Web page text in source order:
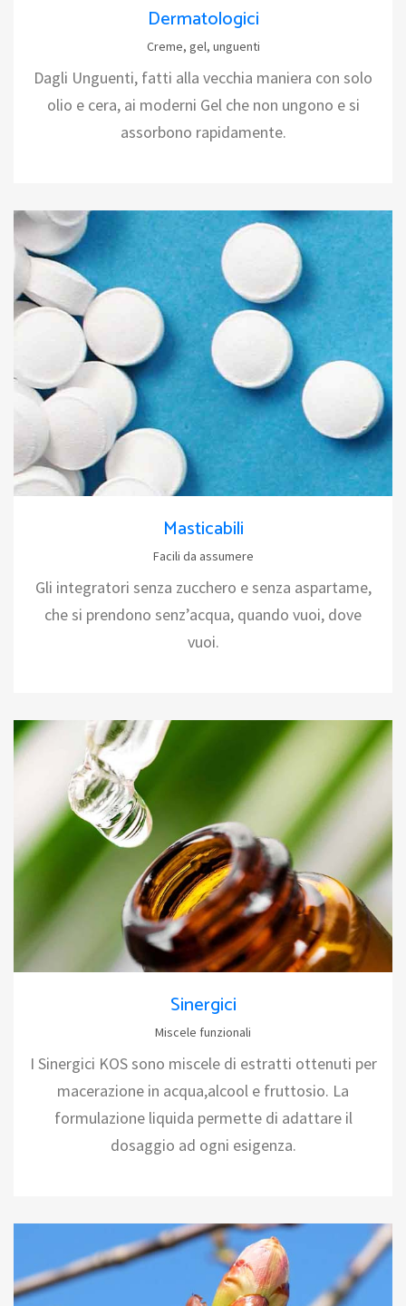
Dermatologici
Creme, gel, unguenti
Dagli Unguenti, fatti alla vecchia maniera con solo
olio e cera, ai moderni Gel che non ungono e si
assorbono rapidamente.
Masticabili
Facili da assumere
Gli integratori senza zucchero e senza aspartame,
che si prendono senz’acqua, quando vuoi, dove
vuoi.
Sinergici
Miscele funzionali
I Sinergici KOS sono miscele di estratti ottenuti per
macerazione in acqua,alcool e fruttosio. La
formulazione liquida permette di adattare il
dosaggio ad ogni esigenza.